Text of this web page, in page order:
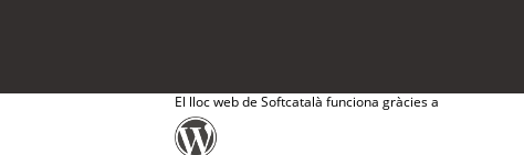
El lloc web de Softcatalà funciona gràcies a